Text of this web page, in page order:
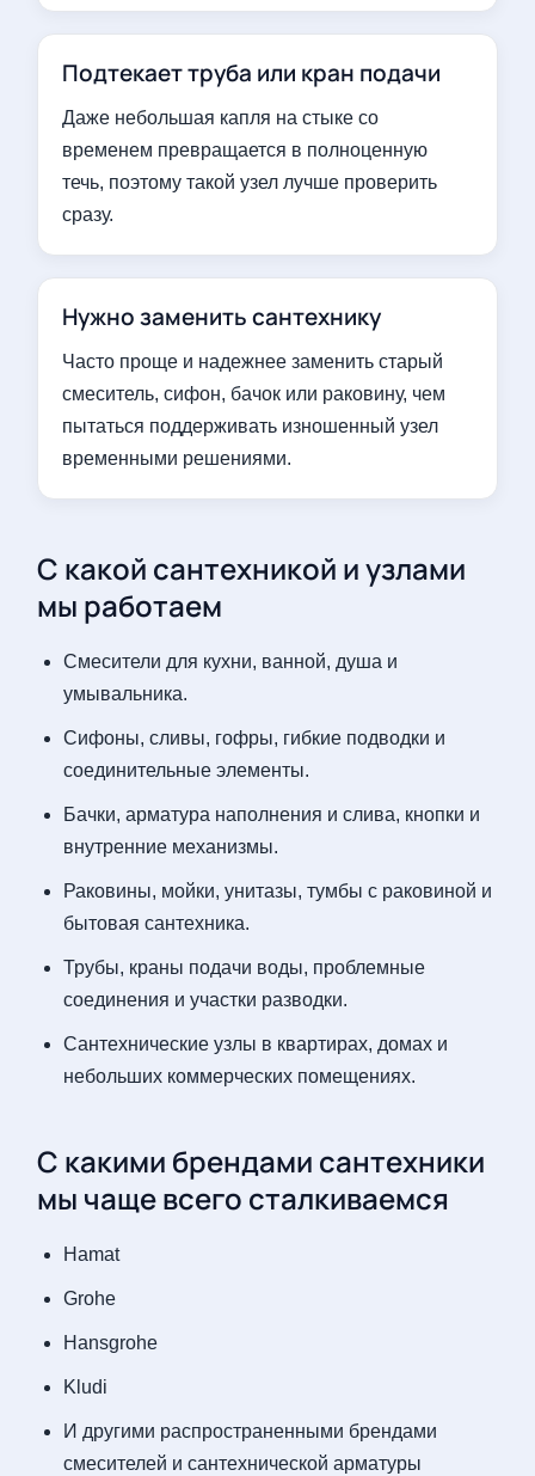
Подтекает труба или кран подачи
Даже небольшая капля на стыке со
временем превращается в полноценную
течь, поэтому такой узел лучше проверить
сразу.
Нужно заменить сантехнику
Часто проще и надежнее заменить старый
смеситель, сифон, бачок или раковину, чем
пытаться поддерживать изношенный узел
временными решениями.
С какой сантехникой и узлами
мы работаем
Смесители для кухни, ванной, душа и
умывальника.
Сифоны, сливы, гофры, гибкие подводки и
соединительные элементы.
Бачки, арматура наполнения и слива, кнопки и
внутренние механизмы.
Раковины, мойки, унитазы, тумбы с раковиной и
бытовая сантехника.
Трубы, краны подачи воды, проблемные
соединения и участки разводки.
Сантехнические узлы в квартирах, домах и
небольших коммерческих помещениях.
С какими брендами сантехники
мы чаще всего сталкиваемся
Hamat
Grohe
Hansgrohe
Kludi
И другими распространенными брендами
смесителей и сантехнической арматуры